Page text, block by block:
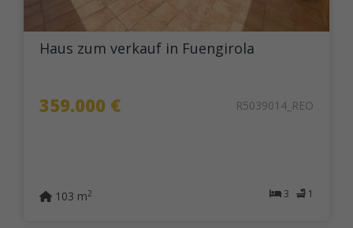
Haus zum verkauf in Fuengirola
359.000 € R5039014_REO
3 1
103 m2